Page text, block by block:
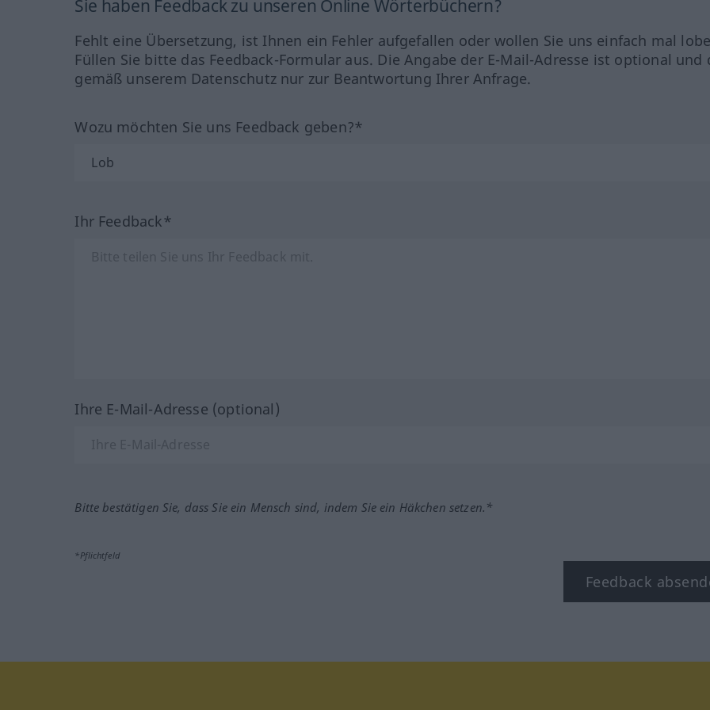
Sie haben Feedback zu unseren Online Wörterbüchern?
Fehlt eine Übersetzung, ist Ihnen ein Fehler aufgefallen oder wollen Sie uns einfach mal
Füllen Sie bitte das Feedback-Formular aus. Die Angabe der E-Mail-Adresse ist optional und
gemäß unserem Datenschutz nur zur Beantwortung Ihrer Anfrage.
Wozu möchten Sie uns Feedback geben?*
Ihr Feedback*
Ihre E-Mail-Adresse (optional)
Bitte bestätigen Sie, dass Sie ein Mensch sind, indem Sie ein Häkchen setzen.*
*Pflichtfeld
Feedback